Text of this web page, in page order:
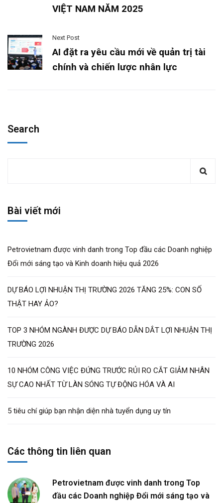
VIỆT NAM NĂM 2025
Next Post
AI đặt ra yêu cầu mới về quản trị tài
chính và chiến lược nhân lực
Search
Bài viết mới
Petrovietnam được vinh danh trong Top đầu các Doanh nghiệp
Đổi mới sáng tạo và Kinh doanh hiệu quả 2026
DỰ BÁO LỢI NHUẬN THỊ TRƯỜNG 2026 TĂNG 25%: CON SỐ
THẬT HAY ẢO?
TOP 3 NHÓM NGÀNH ĐƯỢC DỰ BÁO DẪN DẮT LỢI NHUẬN THỊ
TRƯỜNG 2026
10 NHÓM CÔNG VIỆC ĐỨNG TRƯỚC RỦI RO CẮT GIẢM NHÂN
SỰ CAO NHẤT TỪ LÀN SÓNG TỰ ĐỘNG HÓA VÀ AI
5 tiêu chí giúp bạn nhận diện nhà tuyển dụng uy tín
Các thông tin liên quan
Petrovietnam được vinh danh trong Top
đầu các Doanh nghiệp Đổi mới sáng tạo và